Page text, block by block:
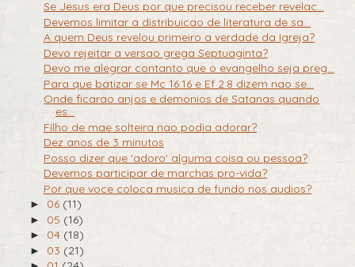
Se Jesus era Deus por que precisou receber revelac...
Devemos limitar a distribuicao de literatura de sa...
A quem Deus revelou primeiro a verdade da Igreja?
Devo rejeitar a versao grega Septuaginta?
Devo me alegrar contanto que o evangelho seja preg...
Para que batizar se Mc 16:16 e Ef 2:8 dizem nao se...
Onde ficarao anjos e demonios de Satanas quando
es...
Filho de mae solteira nao podia adorar?
Dez anos de 3 minutos
Posso dizer que 'adoro' alguma coisa ou pessoa?
Devemos participar de marchas pro-vida?
Por que voce coloca musica de fundo nos audios?
► 06 (11)
► 05 (16)
► 04 (18)
► 03 (21)